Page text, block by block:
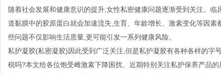
随着社会发展和健康意识的提升,女性私密健康问题逐渐受到关注。
道黏膜中的胶原蛋白就会加速流失,生育、年龄增长、激素变化等因
些问题不仅影响生活质量,更可能引发一系列健康风险。
私护凝胶(私密凝胶)因此受到广泛关注,但是私护凝胶有各种各样的字
税吗?本文给各位饱受雌激素下降困扰、近期特别关注私护保养产品